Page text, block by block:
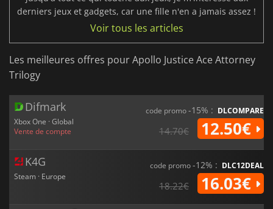
derniers jeux et gadgets, car une fille n'en a jamais assez !
Voir tous les articles
Les meilleures offres pour Apollo Justice Ace Attorney
Trilogy
Difmark
Xbox One · Global
Vente de compte
code promo-15% : DLCOMPARE
14.70€ 12.50€
K4G
Steam · Europe
code promo-12% : DLC12DEAL
18.22€ 16.03€